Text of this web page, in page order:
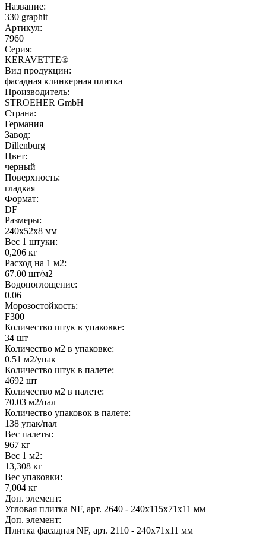
Название:
330 graphit
Артикул:
7960
Серия:
KERAVETTE®
Вид продукции:
фасадная клинкерная плитка
Производитель:
STROEHER GmbH
Страна:
Германия
Завод:
Dillenburg
Цвет:
черный
Поверхность:
гладкая
Формат:
DF
Размеры:
240x52x8 мм
Вес 1 штуки:
0,206 кг
Расход на 1 м2:
67.00 шт/м2
Водопоглощение:
0.06
Морозостойкость:
F300
Количество штук в упаковке:
34 шт
Количество м2 в упаковке:
0.51 м2/упак
Количество штук в палете:
4692 шт
Количество м2 в палете:
70.03 м2/пал
Количество упаковок в палете:
138 упак/пал
Вес палеты:
967 кг
Вес 1 м2:
13,308 кг
Вес упаковки:
7,004 кг
Доп. элемент:
Угловая плитка NF, арт. 2640 - 240x115x71x11 мм
Доп. элемент:
Плитка фасадная NF, арт. 2110 - 240x71x11 мм